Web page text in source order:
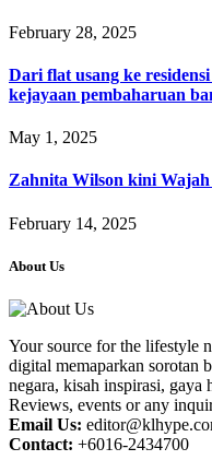
February 28, 2025
Dari flat usang ke
kejayaan pembaharuan
May 1, 2025
Zahnita Wilson kini
February 14, 2025
About Us
Your source for the lifestyle
digital memaparkan sorotan
negara, kisah inspirasi, gaya
Reviews, events or any
Email Us:
Contact: +6016-2434700